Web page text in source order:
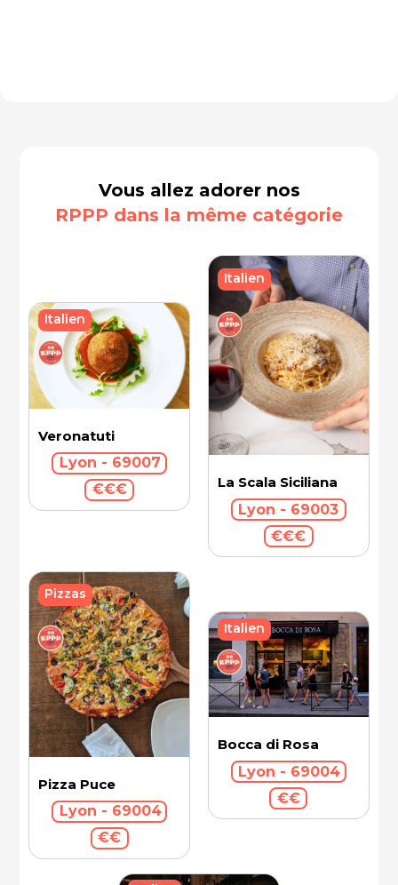
Vous allez adorer nos
RPPP dans la même catégorie
Veronatuti
Lyon - 69007
€€€
Italien
La Scala Siciliana
Lyon - 69003
€€€
Italien
Pizza Puce
Lyon - 69004
€€
Pizzas
Bocca di Rosa
Lyon - 69004
€€
Italien